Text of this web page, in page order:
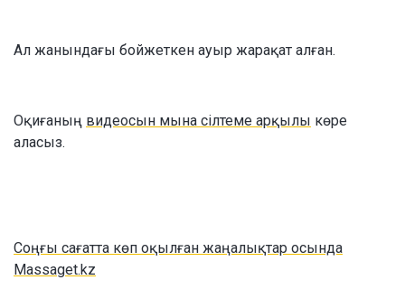
Ал жанындағы бойжеткен ауыр жарақат алған.
Оқиғаның видеосын мына сілтеме арқылы көре
аласыз.
Соңғы сағатта көп оқылған жаңалықтар осында
Massaget.kz